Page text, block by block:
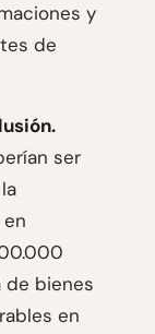
y
de
ser
de bienes
en